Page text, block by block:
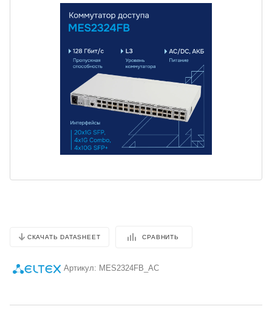
СКАЧАТЬ DATASHEET СРАВНИТЬ
Артикул: MES2324FB_AC